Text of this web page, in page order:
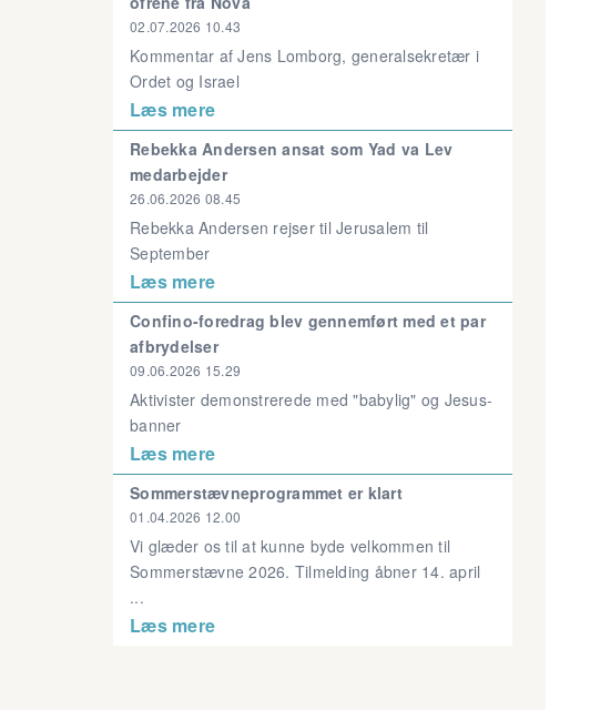
02.07.2026 10.43
Kommentar af Jens Lomborg, generalsekretær i
Ordet og Israel
Læs mere
Rebekka Andersen ansat som Yad va Lev
medarbejder
26.06.2026 08.45
Rebekka Andersen rejser til Jerusalem til
September
Læs mere
Confino-foredrag blev gennemført med et par
afbrydelser
09.06.2026 15.29
Aktivister demonstrerede med "babylig" og Jesus-
banner
Læs mere
Sommerstævneprogrammet er klart
01.04.2026 12.00
Vi glæder os til at kunne byde velkommen til
Sommerstævne 2026. Tilmelding åbner 14. april
...
Læs mere